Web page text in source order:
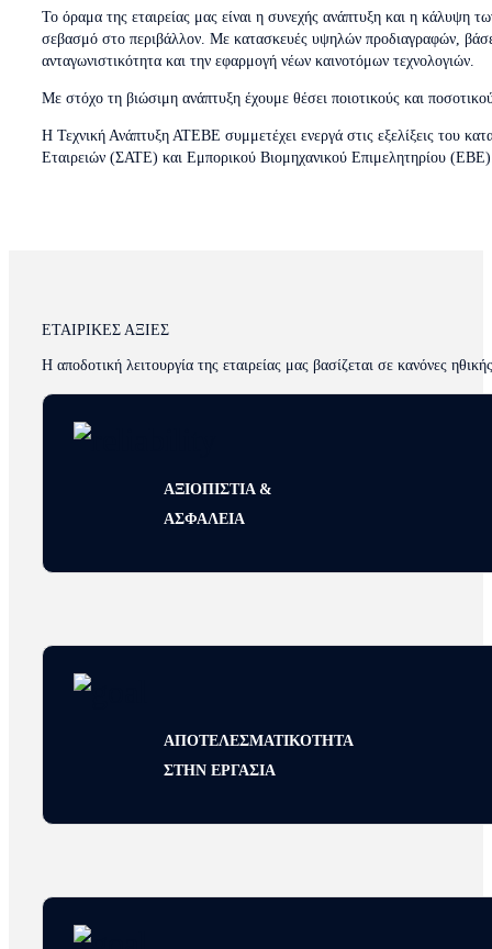
Το όραμα της εταιρείας μας είναι η συνεχής ανάπτυξη και η
σεβασμό στο περιβάλλον. Με κατασκευές υψηλών προδιαγραφών,
ανταγωνιστικότητα και την εφαρμογή νέων καινοτόμων τεχνολογιών.
Με στόχο τη βιώσιμη ανάπτυξη έχουμε θέσει ποιοτικούς και
Η Τεχνική Ανάπτυξη ΑΤΕΒΕ συμμετέχει ενεργά στις εξελίξεις του
Εταιρειών (ΣΑΤΕ) και Εμπορικού Βιομηχανικού Επιμελητηρίου
ΕΤΑΙΡΙΚΕΣ ΑΞΙΕΣ
Η αποδοτική λειτουργία της εταιρείας μας βασίζεται σε κανόνες
ΑΞΙΟΠΙΣΤΙΑ &
ΑΣΦΑΛΕΙΑ
ΑΠΟΤΕΛΕΣΜΑΤΙΚΟΤΗΤΑ
ΣΤΗΝ ΕΡΓΑΣΙΑ